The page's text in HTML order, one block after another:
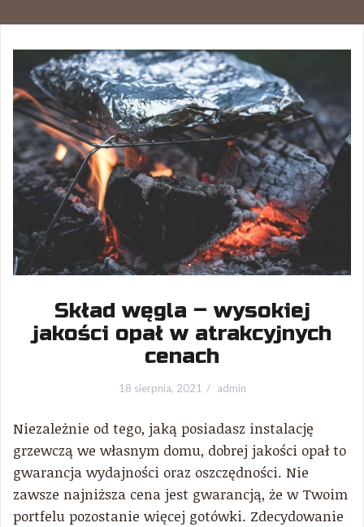
Skład węgla – wysokiej
jakości opał w atrakcyjnych
cenach
18 sierpnia, 2021 admin
Niezależnie od tego, jaką posiadasz instalację
grzewczą we własnym domu, dobrej jakości opał to
gwarancja wydajności oraz oszczędności. Nie
zawsze najniższa cena jest gwarancją, że w Twoim
portfelu pozostanie więcej gotówki. Zdecydowanie